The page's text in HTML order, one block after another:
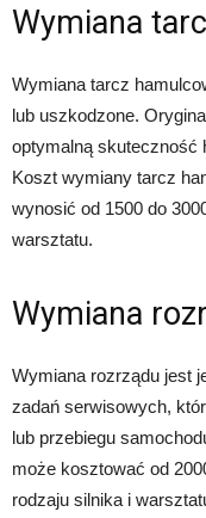
Wymiana
Wymiana tarcz
lub uszkodzone.
optymalną skuteczność
Koszt wymiany tarcz
wynosić od 1500 do
warsztatu.
Wymiana
Wymiana rozrządu jest
zadań serwisowych,
lub przebiegu
może kosztować od
rodzaju silnika i